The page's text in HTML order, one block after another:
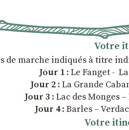
Votre
de marche indiqués à titre
Jour 1 : Le Fanget -
Jour 2 : La Grande
Jour 3 : Lac des Monges
Jour 4: Barles –
Votre